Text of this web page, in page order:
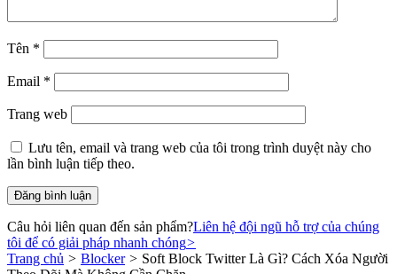
Tên *
Email *
Trang web
Lưu tên, email và trang web của tôi trong trình duyệt này cho
lần bình luận tiếp theo.
Câu hỏi liên quan đến sản phẩm?Liên hệ đội ngũ hỗ trợ của chúng
tôi để có giải pháp nhanh chóng>
Trang chủ > Blocker > Soft Block Twitter Là Gì? Cách Xóa Người